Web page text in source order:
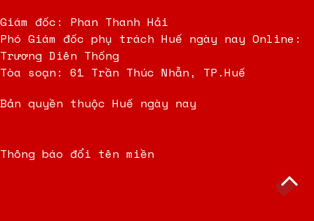
Giám đốc: Phan Thanh Hải
Phó Giám đốc phụ trách Huế ngày nay Online:
Trương Diên Thống
Tòa soạn: 61 Trần Thúc Nhẫn, TP.Huế
Bản quyền thuộc Huế ngày nay
Thông báo đổi tên miền